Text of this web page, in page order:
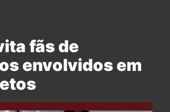
fãs de
envolvidos em